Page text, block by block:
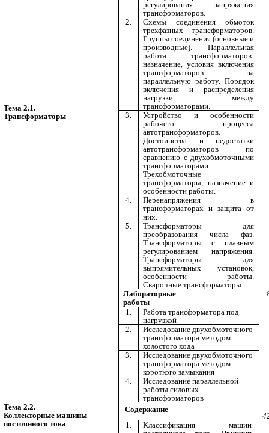
Тема 2.1.
Трансформаторы
регулирования напряжения
трансформаторов.
2.
Схемы соединения обмоток
трехфазных трансформаторов.
Группы соединения (основные и
производные). Параллельная
работа трансформаторов:
назначение, условия включения
трансформаторов на
параллельную работу. Порядок
включения и распределения
нагрузки между
трансформаторами.
3.
Устройство и особенности
рабочего процесса
автотрансформаторов.
Достоинства и недостатки
автотрансформаторов по
сравнению с двухобмоточными
трансформаторами.
Трехобмоточные
трансформаторы, назначение и
особенности работы.
4.
Перенапряжения в
трансформаторах и защита от
них.
5.
Трансформаторы для
преобразования числа фаз.
Трансформаторы с плавным
регулированием напряжения.
Трансформаторы для
выпрямительных установок,
особенности работы.
Сварочные трансформаторы.
Лабораторные
работы
1.
Работа трансформатора под
нагрузкой
2.
Исследование двухобмоточного
трансформатора методом
холостого хода
3.
Исследование двухобмоточного
трансформатора методом
короткого замыкания
4.
Исследование параллельной
работы силовых
трансформаторов
Тема 2.2.
Коллекторные машины
постоянного тока
Содержание
1.
Классификация машин